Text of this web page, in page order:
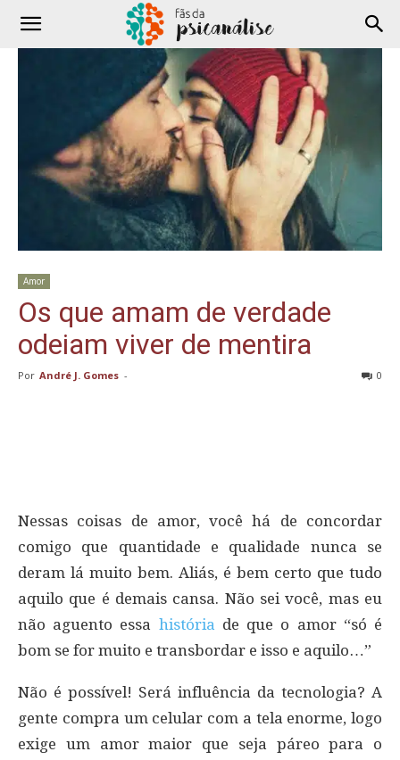
Amor
Os que amam de verdade
odeiam viver de mentira
Por André J. Gomes - 0
Nessas coisas de amor, você há de concordar
comigo que quantidade e qualidade nunca se
deram lá muito bem. Aliás, é bem certo que tudo
aquilo que é demais cansa. Não sei você, mas eu
não aguento essa história de que o amor “só é
bom se for muito e transbordar e isso e aquilo…”
Não é possível! Será influência da tecnologia? A
gente compra um celular com a tela enorme, logo
exige um amor maior que seja páreo para o